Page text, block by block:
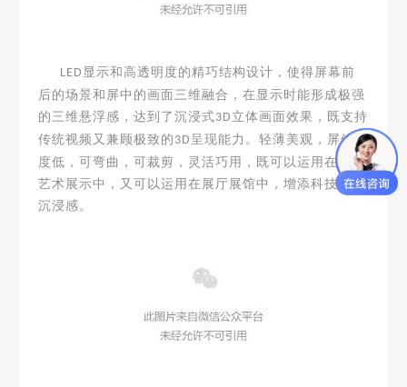
LED 显示和高透明度的精巧结构设计，使得屏幕前
后的场景和屏中的画面三维融合，在显示时能形成极强
的三维悬浮感，达到了沉浸式3D 立体画面效果，既支持
传统视频又兼顾极致的 3D 呈现能力。轻薄美观，屏体厚
度低，可弯曲，可裁剪，灵活巧用，既可以运用在商业
艺术展示中，又可以运用在展厅展馆中，增添科技感、
沉浸感。